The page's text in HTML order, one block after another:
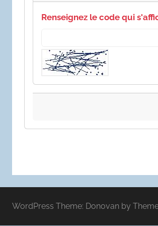
Renseignez le code qui
WordPress Theme: Donovan by